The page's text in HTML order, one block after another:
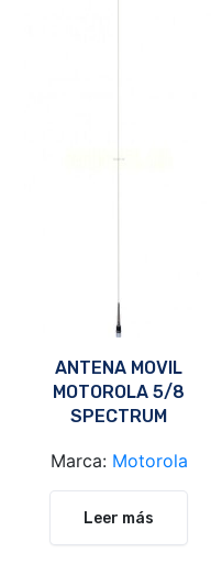
ANTENA MOVIL
MOTOROLA 5/8
SPECTRUM
Marca: Motorola
Leer más